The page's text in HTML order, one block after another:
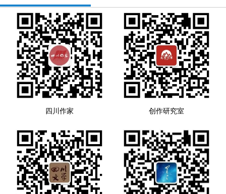
四川作家 创作研究室